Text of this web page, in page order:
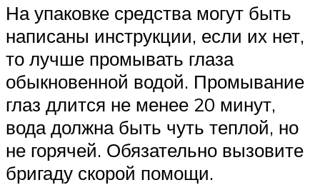
На упаковке средства могут быть
написаны инструкции, если их нет,
то лучше промывать глаза
обыкновенной водой. Промывание
глаз длится не менее 20 минут,
вода должна быть чуть теплой, но
не горячей. Обязательно вызовите
бригаду скорой помощи.